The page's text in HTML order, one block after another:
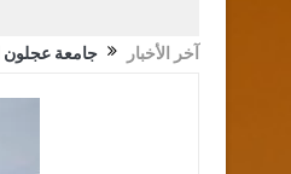
آخر الأخبار جامعة عجلون